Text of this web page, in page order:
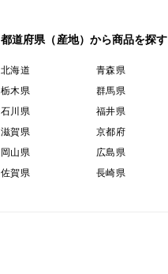
都道府県（産地）から商品を探す
北海道 青森県
栃木県
群馬県
石川県
福井県
滋賀県
京都府
岡山県
広島県
佐賀県
長崎県